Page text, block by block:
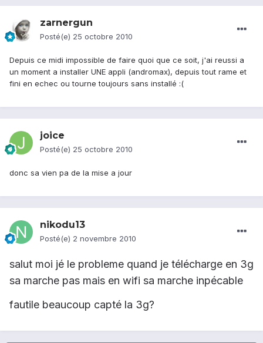
zarnergun
Posté(e) 25 octobre 2010
Depuis ce midi impossible de faire quoi que ce soit, j'ai reussi a
un moment a installer UNE appli (andromax), depuis tout rame et
fini en echec ou tourne toujours sans installé :(
joice
Posté(e) 25 octobre 2010
donc sa vien pa de la mise a jour
nikodu13
Posté(e) 2 novembre 2010
salut moi jé le probleme quand je télécharge en 3g
sa marche pas mais en wifi sa marche inpécable
fautile beaucoup capté la 3g?